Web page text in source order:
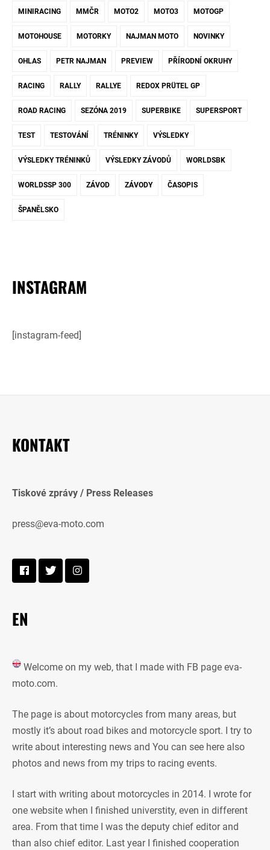
MINIRACING MMČR MOTO2 MOTO3 MOTOGP
MOTOHOUSE MOTORKY NAJMAN MOTO NOVINKY
OHLAS PETR NAJMAN PREVIEW PŘÍRODNÍ OKRUHY
RACING RALLY RALLYE REDOX PRÜTEL GP
ROAD RACING SEZÓNA 2019 SUPERBIKE SUPERSPORT
TEST TESTOVÁNÍ TRÉNINKY VÝSLEDKY
VÝSLEDKY TRÉNINKŮ VÝSLEDKY ZÁVODŮ WORLDSBK
WORLDSSP 300 ZÁVOD ZÁVODY ČASOPIS
ŠPANĚLSKO
INSTAGRAM
[instagram-feed]
KONTAKT
Tiskové zprávy / Press Releases
press@eva-moto.com
EN
Welcome on my web, that I made with FB page eva-
moto.com.
The page is about motorcycles from many areas, but
mostly it’s about road bikes and motorcycle sport. I try to
write about interesting news and You can see here also
photos and news from my trips to racing events.
I start with writing about motorcycles in 2014. I wrote for
one website when I finished universtity, even in different
area. From that time I was the deputy chief editor and
than also chief editor. Last year I finished cooperation